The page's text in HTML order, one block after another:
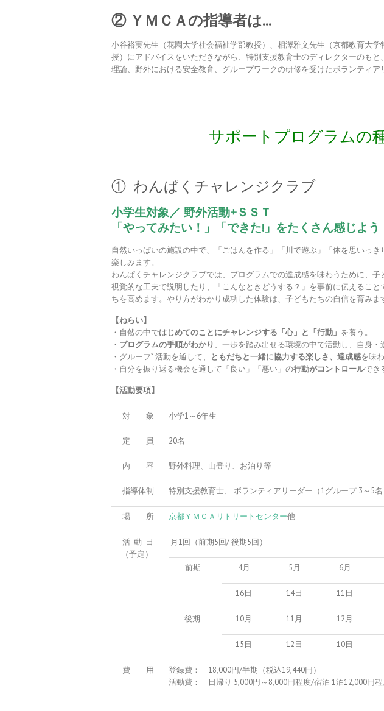
② ＹＭＣＡの指導者は…
小谷裕実先生（花園大学社会福祉学部教授）、相澤雅文先生（京都教育大
授）にアドバイスをいただきながら、特別支援教育士のディレクターのも
理論、野外における安全教育、グループワークの研修を受けたボランティア
サポートプログラムの
① わんぱくチャレンジクラブ
小学生対象／ 野外活動+ＳＳＴ
「やってみたい！」「できた!」をたくさん感じよう
自然いっぱいの施設の中で、「ごはんを作る」「川で遊ぶ」「体を思いっ
楽しみます。
わんぱくチャレンジクラブでは、プログラムでの達成感を味わうために、子
視覚的な工夫で説明したり、「こんなときどうする？」を事前に伝えるこ
ちを高めます。やり方がわかり成功した体験は、子どもたちの自信を育みま
【ねらい】
・自然の中ではじめてのことにチャレンジする「心」と「行動」 を養う。
・ プログラムの手順がわかり、一歩を踏み出せる環境の中で活動し、自身・
・グルーフﾟ活動を通して、
ともだちと一緒に協力する楽しさ、達成感を味わ
・自分を振り返る機会を通して「良い」「悪い」の行動がコントロールでき
【活動要項】
対 象 小学1～6年生
定 員 20名
内 容 野外料理、山登り、お泊り等
指導体制 特別支援教育士、 ボランティアリーダー（1グループ 3～5名
場 所 京都ＹＭＣＡリトリートセンター他
活 動 日
（予定）
月1回（前期5回/ 後期5回）
前期 4月 5月 6月
16日 14日 11日
後期 10月 11月 12月
15日 12日 10日
費 用
登録費： 18,000円/半期（税込19,440円）
活動費： 日帰り 5,000円～8,000円程度/宿泊 1泊12,000円